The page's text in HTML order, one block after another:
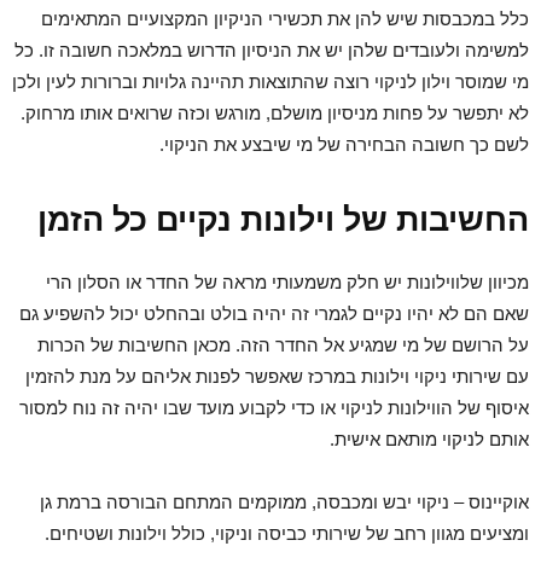
כלל במכבסות שיש להן את תכשירי הניקיון המקצועיים המתאימים
למשימה ולעובדים שלהן יש את הניסיון הדרוש במלאכה חשובה זו. כל
מי שמוסר וילון לניקוי רוצה שהתוצאות תהיינה גלויות וברורות לעין ולכן
לא יתפשר על פחות מניסיון מושלם, מורגש וכזה שרואים אותו מרחוק.
לשם כך חשובה הבחירה של מי שיבצע את הניקוי.
החשיבות של וילונות נקיים כל הזמן
מכיוון שלווילונות יש חלק משמעותי מראה של החדר או הסלון הרי
שאם הם לא יהיו נקיים לגמרי זה יהיה בולט ובהחלט יכול להשפיע גם
על הרושם של מי שמגיע אל החדר הזה. מכאן החשיבות של הכרות
עם שירותי ניקוי וילונות במרכז שאפשר לפנות אליהם על מנת להזמין
איסוף של הווילונות לניקוי או כדי לקבוע מועד שבו יהיה זה נוח למסור
אותם לניקוי מותאם אישית.
אוקיינוס – ניקוי יבש ומכבסה, ממוקמים המתחם הבורסה ברמת גן
ומציעים מגוון רחב של שירותי כביסה וניקוי, כולל וילונות ושטיחים.